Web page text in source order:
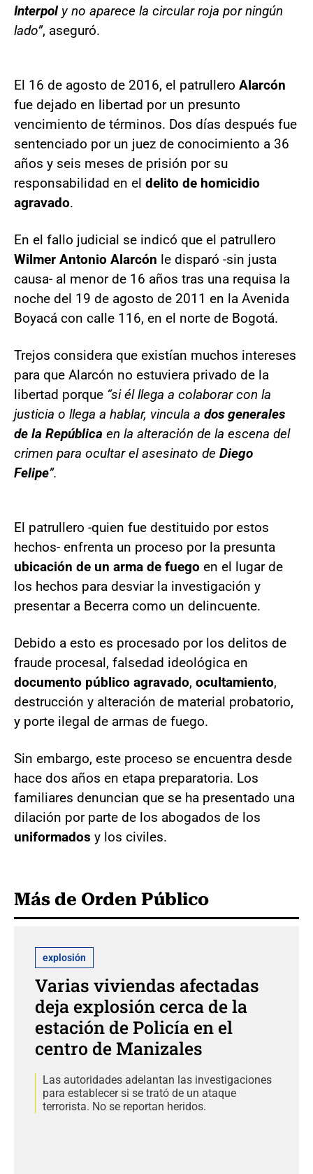
Interpol y no aparece la circular roja por ningún
lado”, aseguró.
El 16 de agosto de 2016, el patrullero Alarcón
fue dejado en libertad por un presunto
vencimiento de términos. Dos días después fue
sentenciado por un juez de conocimiento a 36
años y seis meses de prisión por su
responsabilidad en el delito de homicidio
agravado.
En el fallo judicial se indicó que el patrullero
Wilmer Antonio Alarcón le disparó -sin justa
causa- al menor de 16 años tras una requisa la
noche del 19 de agosto de 2011 en la Avenida
Boyacá con calle 116, en el norte de Bogotá.
Trejos considera que existían muchos intereses
para que Alarcón no estuviera privado de la
libertad porque “si él llega a colaborar con la
justicia o llega a hablar, vincula a dos generales
de la República en la alteración de la escena del
crimen para ocultar el asesinato de Diego
Felipe”.
El patrullero -quien fue destituido por estos
hechos- enfrenta un proceso por la presunta
ubicación de un arma de fuego en el lugar de
los hechos para desviar la investigación y
presentar a Becerra como un delincuente.
Debido a esto es procesado por los delitos de
fraude procesal, falsedad ideológica en
documento público agravado, ocultamiento,
destrucción y alteración de material probatorio,
y porte ilegal de armas de fuego.
Sin embargo, este proceso se encuentra desde
hace dos años en etapa preparatoria. Los
familiares denuncian que se ha presentado una
dilación por parte de los abogados de los
uniformados y los civiles.
Más de Orden Público
explosión
Varias viviendas afectadas
deja explosión cerca de la
estación de Policía en el
centro de Manizales
Las autoridades adelantan las investigaciones
para establecer si se trató de un ataque
terrorista. No se reportan heridos.